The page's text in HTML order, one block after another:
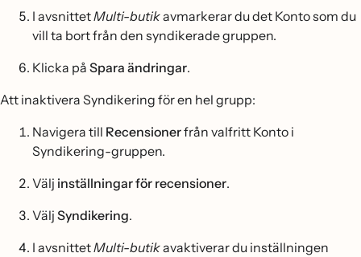
I avsnittetMulti-butikavmarkerar du det Konto som du
vill ta bort från den syndikerade gruppen.
Klicka på Spara ändringar.
Att inaktivera Syndikering för en hel grupp:
Navigera till Recensionerfrån valfritt Konto i
Syndikering-gruppen.
Välj inställningar för recensioner.
Välj Syndikering.
I avsnittetMulti-butikavaktiverar du inställningen